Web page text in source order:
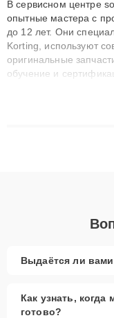
В сервисном центре
опытные мастера с
до 12 лет. Они
Korting, используют
оригинальные
обучение и
сохранением
Выдаётся ли
Как узнать, когда
готово?